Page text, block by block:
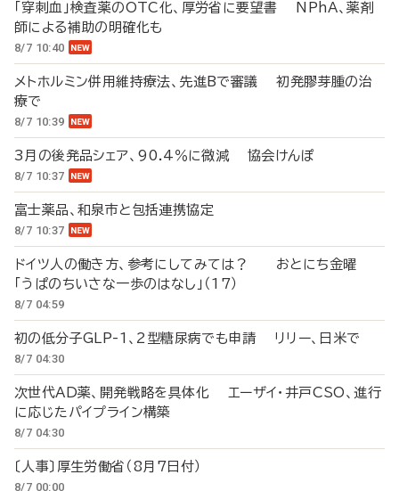
「穿刺血」検査薬のOTC化、厚労省に要望書 NPhA、薬剤
師による補助の明確化も
8/7 10:40
メトホルミン併用維持療法、先進Bで審議 初発膠芽腫の治
療で
8/7 10:39
3月の後発品シェア、90.4％に微減 協会けんぽ
8/7 10:37
富士薬品、和泉市と包括連携協定
8/7 10:37
ドイツ人の働き方、参考にしてみては？ おとにち金曜
「うぱのちいさな一歩のはなし」（17）
8/7 04:59
初の低分子GLP-1、2型糖尿病でも申請 リリー、日米で
8/7 04:30
次世代AD薬、開発戦略を具体化 エーザイ・井戸CSO、進行
に応じたパイプライン構築
8/7 04:30
〔人事〕厚生労働省（8月7日付）
8/7 00:00